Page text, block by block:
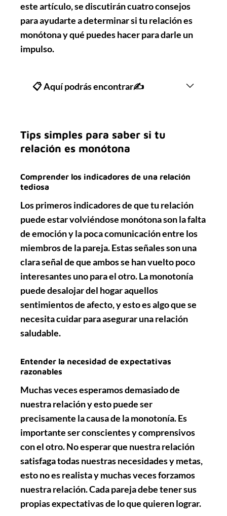
este artículo, se discutirán cuatro consejos
para ayudarte a determinar si tu relación es
monótona y qué puedes hacer para darle un
impulso.
📋 Aquí podrás encontrar✍
Tips simples para saber si tu
relación es monótona
Comprender los indicadores de una relación
tediosa
Los primeros indicadores de que tu relación
puede estar volviéndose monótonasonla falta
de emocióny lapoca comunicaciónentre los
miembros de la pareja. Estas señales son una
clara señal de que ambos se han vueltopoco
interesantesuno para el otro. Lamonotonía
puede desalojar del hogar aquellos
sentimientos de afecto, y esto es algo que se
necesita cuidar para asegurar una relación
saludable.
Entender la necesidad de expectativas
razonables
Muchas veces esperamos demasiado de
nuestra relación y esto puede ser
precisamente la causa de lamonotonía. Es
importante ser conscientes ycomprensivos
con el otro. No esperar que nuestra relación
satisfaga todas nuestrasnecesidades y metas,
esto no es realista y muchas veces forzamos
nuestra relación. Cada pareja debe tenersus
propias expectativasde lo que quieren lograr.